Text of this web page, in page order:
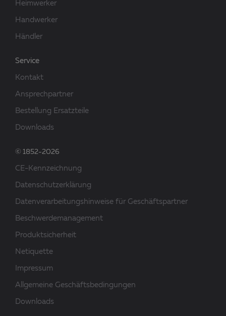
Heimwerker
Handwerker
Händler
Service
Kontakt
Ansprechpartner
Bestellung Ersatzteile
Downloads
© 1852-2026
CE-Kennzeichnung
Datenschutzerklärung
Datenverarbeitungshinweise für Geschäftspartner
Beschwerdemanagement
Produktsicherheit
Netiquette
Impressum
Allgemeine Geschäftsbedingungen
Downloads